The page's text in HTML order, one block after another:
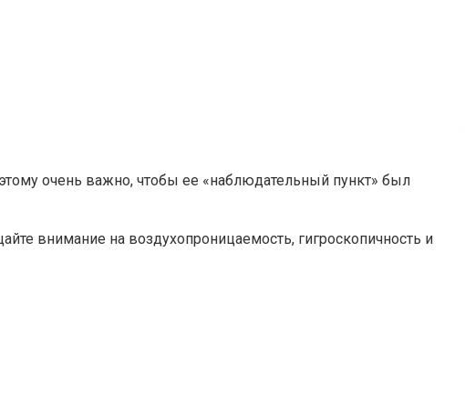
очень важно, чтобы ее «наблюдательный пункт» был
внимание на воздухопроницаемость, гигроскопичность и